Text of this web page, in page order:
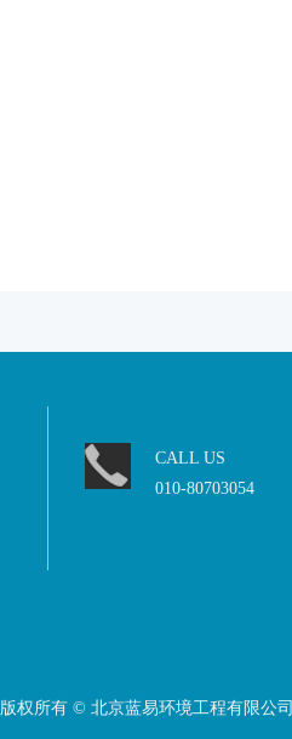
CALL US
010-80703054
版权所有 © 北京蓝易环境工程有限公司